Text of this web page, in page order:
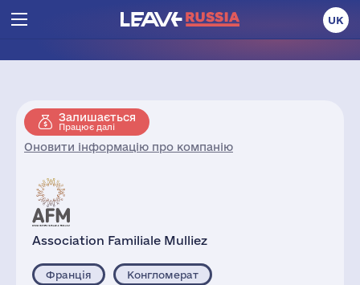
UK
Залишається
Працює далі
Оновити інформацію про компанію
Association Familiale Mulliez
Франція Конгломерат